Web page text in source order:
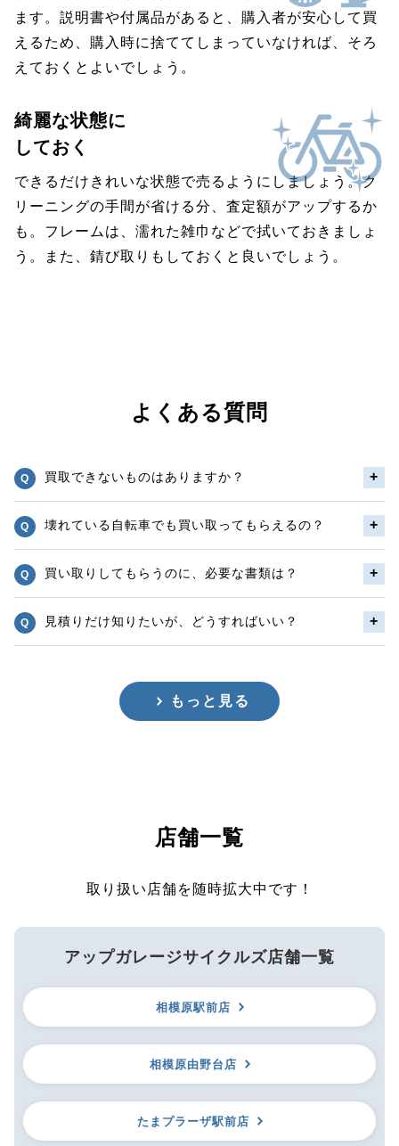
ます。説明書や付属品があると、購入者が安心して買
えるため、購入時に捨ててしまっていなければ、そろ
えておくとよいでしょう。
綺麗な状態に
しておく
できるだけきれいな状態で売るようにしましょう。ク
リーニングの手間が省ける分、査定額がアップするか
も。フレームは、濡れた雑巾などで拭いておきましょ
う。また、錆び取りもしておくと良いでしょう。
よくある質問
買取できないものはありますか？
壊れている自転車でも買い取ってもらえるの？
買い取りしてもらうのに、必要な書類は？
見積りだけ知りたいが、どうすればいい？
もっと見る
店舗一覧
取り扱い店舗を随時拡大中です！
アップガレージサイクルズ店舗一覧
相模原駅前店
相模原由野台店
たまプラーザ駅前店